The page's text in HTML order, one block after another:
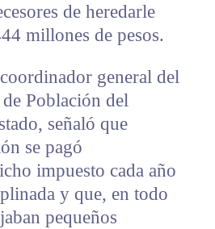
de heredarle
millones de pesos.
general del
Población del
señaló que
se pagó
impuesto cada año
y que, en todo
pequeños